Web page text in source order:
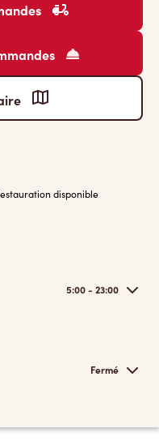
disponible
5:00 - 23:00
Fermé